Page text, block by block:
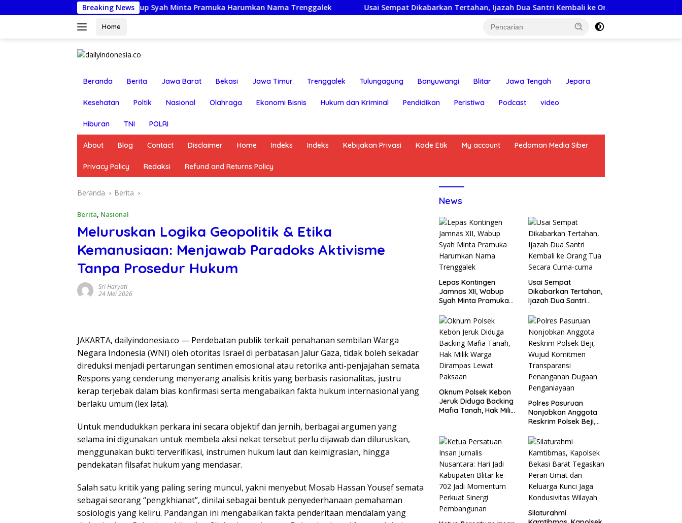
ke
Breaking News
Jamnas XII, Wabup Syah Minta Pramuka Harumkan Nama Trenggalek Usai Sempat Dikabarkan Tertahan, Ijazah Dua Santri Kembali ke Orang Tua Secara Cuma-cuma
Home
Beranda Berita Jawa Barat Bekasi Jawa Timur Trenggalek Tulungagung Banyuwangi Blitar Jawa Tengah Jepara
Kesehatan Poltik Nasional Olahraga Ekonomi Bisnis Hukum dan Kriminal Pendidikan Peristiwa Podcast video
Hiburan TNI POLRI
About Blog Contact Disclaimer Home Indeks Indeks Kebijakan Privasi Kode Etik My account Pedoman Media Siber
Privacy Policy Redaksi Refund and Returns Policy
Beranda Berita
Berita, Nasional
Meluruskan Logika Geopolitik & Etika
Kemanusiaan: Menjawab Paradoks Aktivisme
Tanpa Prosedur Hukum
Sri Haryati
24 Mei 2026
JAKARTA, dailyindonesia.co — Perdebatan publik terkait penahanan sembilan Warga
Negara Indonesia (WNI) oleh otoritas Israel di perbatasan Jalur Gaza, tidak boleh sekadar
direduksi menjadi pertarungan sentimen emosional atau retorika anti-penjajahan semata.
Respons yang cenderung menyerang analisis kritis yang berbasis rasionalitas, justru
kerap terjebak dalam bias konfirmasi serta mengabaikan fakta hukum internasional yang
berlaku umum (lex lata).
Untuk mendudukkan perkara ini secara objektif dan jernih, berbagai argumen yang
selama ini digunakan untuk membela aksi nekat tersebut perlu dijawab dan diluruskan,
menggunakan bukti terverifikasi, instrumen hukum laut dan keimigrasian, hingga
pendekatan filsafat hukum yang mendasar.
Salah satu kritik yang paling sering muncul, yakni menyebut Mosab Hassan Yousef semata
sebagai seorang “pengkhianat”, dinilai sebagai bentuk penyederhanaan pemahaman
sosiologis yang keliru. Pandangan ini mengabaikan fakta penderitaan mendalam yang
News
Lepas Kontingen
Jamnas XII, Wabup
Syah Minta Pramuka
Trenggalek
Usai Sempat
Dikabarkan Tertahan,
Ijazah Dua Santri
Secara Cuma-cuma
Oknum Polsek Kebon
Jeruk Diduga Backing
Mafia Tanah, Hak Milik
Polres Pasuruan
Nonjobkan Anggota
Reskrim Polsek Beji,
Transparansi
Penanganan Dugaan
Penganiayaan
Silaturahmi